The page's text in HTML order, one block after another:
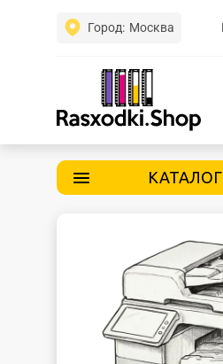
Город: Москва
КАТАЛОГ